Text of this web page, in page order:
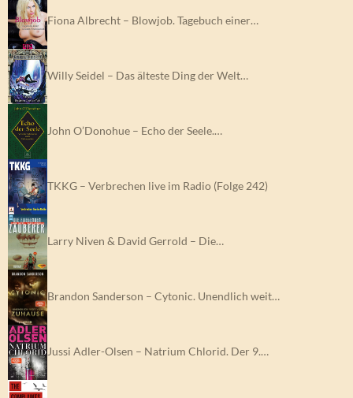
Fiona Albrecht – Blowjob. Tagebuch einer…
Willy Seidel – Das älteste Ding der Welt…
John O’Donohue – Echo der Seele.…
TKKG – Verbrechen live im Radio (Folge 242)
Larry Niven & David Gerrold – Die…
Brandon Sanderson – Cytonic. Unendlich weit…
Jussi Adler-Olsen – Natrium Chlorid. Der 9.…